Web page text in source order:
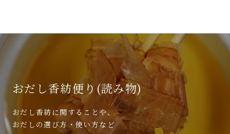
おだし香紡便り(読み物)
おだし香紡に関することや、
おだしの選び方・使い方など